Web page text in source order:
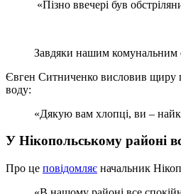
«Пізно ввечері був
Завдяки нашим комунальним
Євген Ситниченко висловив щиру
воду:
«Дякую вам хлопці, ви –
У Нікопольському районі
Про це повідомляє начальник